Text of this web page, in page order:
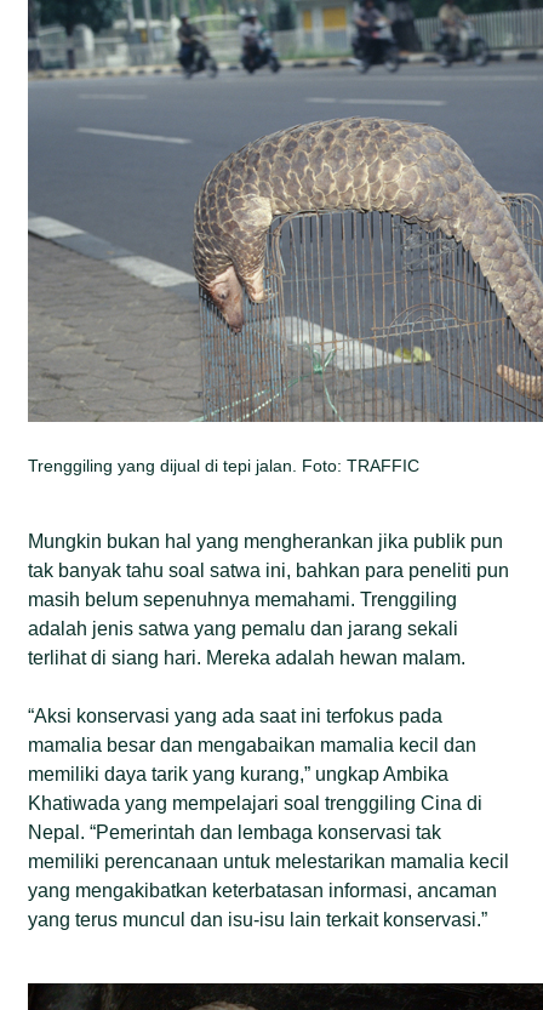
Trenggiling yang dijual di tepi jalan. Foto: TRAFFIC
Mungkin bukan hal yang mengherankan jika publik pun
tak banyak tahu soal satwa ini, bahkan para peneliti pun
masih belum sepenuhnya memahami. Trenggiling
adalah jenis satwa yang pemalu dan jarang sekali
terlihat di siang hari. Mereka adalah hewan malam.
“Aksi konservasi yang ada saat ini terfokus pada
mamalia besar dan mengabaikan mamalia kecil dan
memiliki daya tarik yang kurang,” ungkap Ambika
Khatiwada yang mempelajari soal trenggiling Cina di
Nepal. “Pemerintah dan lembaga konservasi tak
memiliki perencanaan untuk melestarikan mamalia kecil
yang mengakibatkan keterbatasan informasi, ancaman
yang terus muncul dan isu-isu lain terkait konservasi.”